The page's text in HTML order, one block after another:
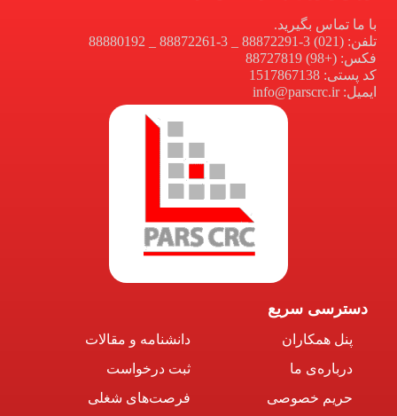
با ما تماس بگیرید.
تلفن: (021) 3-88872291 _ 3-88872261 _ 88880192
فکس: (+98) 88727819
کد پستی: 1517867138
ایمیل: info@parscrc.ir
دسترسی سریع
پنل همکاران
درباره‌ی ما
حریم خصوصی
دانشنامه و مقالات
ثبت درخواست
فرصت‌های شغلی